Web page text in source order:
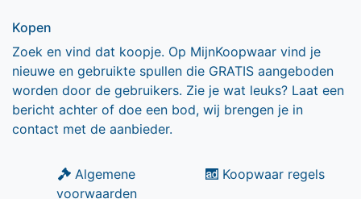
Kopen
Zoek en vind dat koopje. Op MijnKoopwaar vind je
nieuwe en gebruikte spullen die GRATIS aangeboden
worden door de gebruikers. Zie je wat leuks? Laat een
bericht achter of doe een bod, wij brengen je in
contact met de aanbieder.
Algemene
voorwaarden
Koopwaar regels